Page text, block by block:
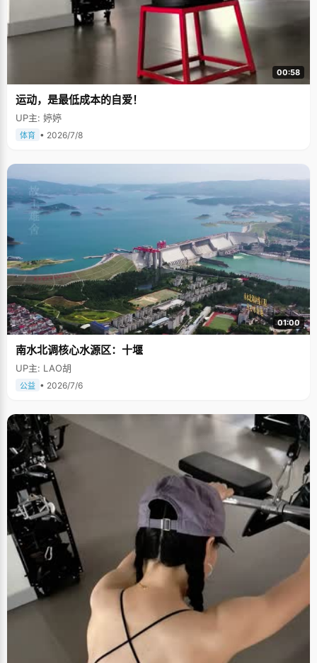
00:58
运动，是最低成本的自爱！
UP主: 婷婷
体育 • 2026/7/8
01:00
南水北调核心水源区：十堰
UP主: LAO胡
公益 • 2026/7/6